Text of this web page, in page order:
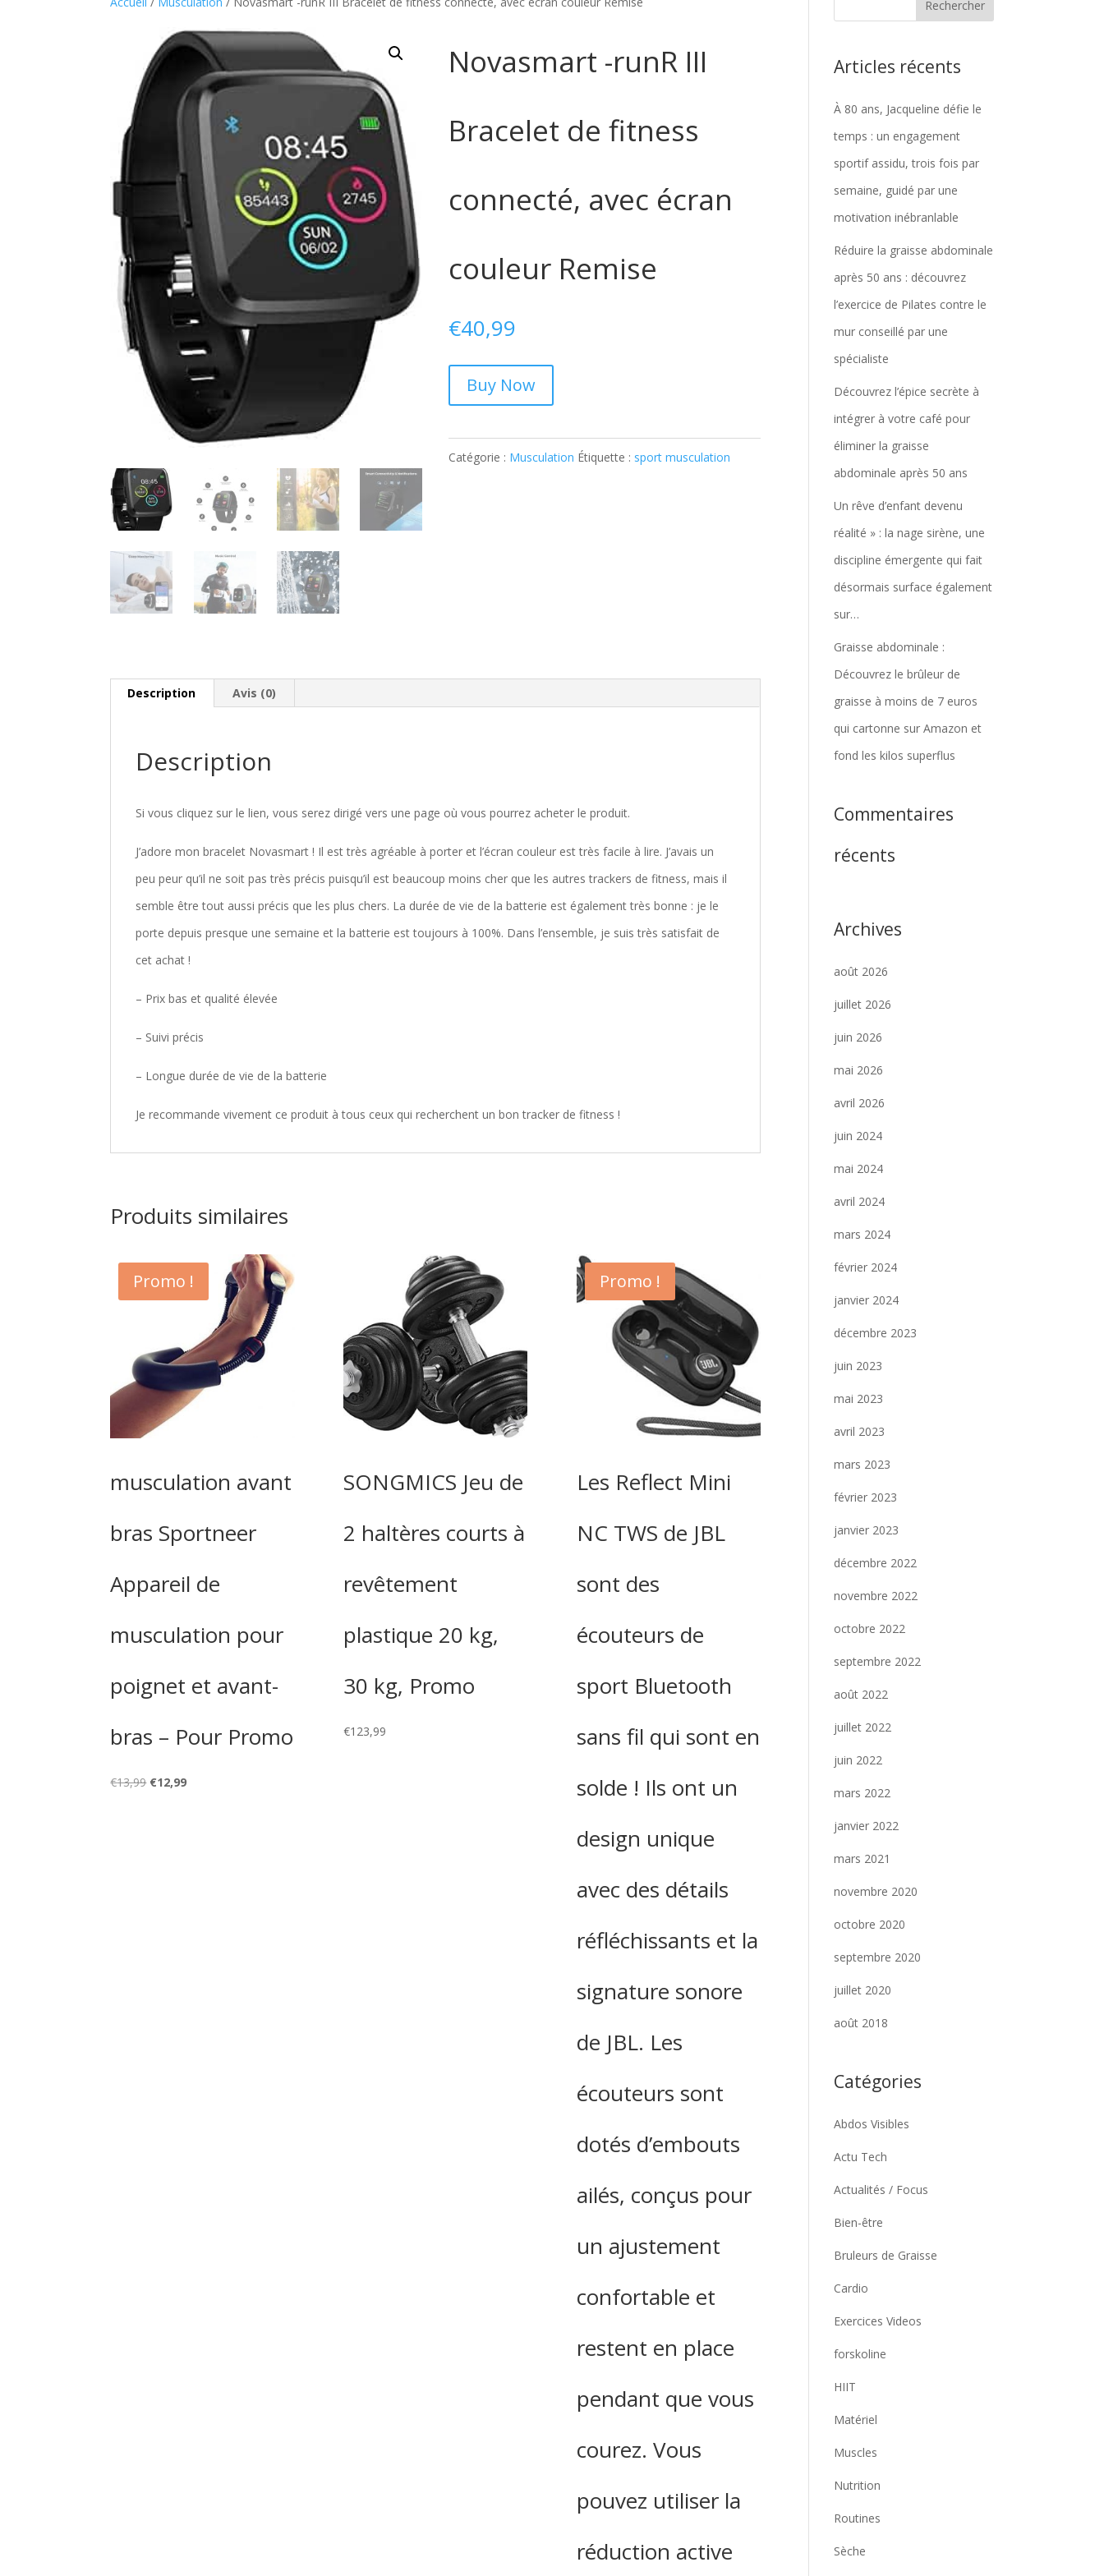
Novasmart -runR III
Bracelet de fitness
connecté, avec écran
couleur Remise
€40,99
Buy Now
Catégorie : Musculation Étiquette : sport musculation
Description Avis (0)
Description
Si vous cliquez sur le lien, vous serez dirigé vers une page où vous pourrez acheter le produit.
J’adore mon bracelet Novasmart ! Il est très agréable à porter et l’écran couleur est très facile à lire. J’avais un
peu peur qu’il ne soit pas très précis puisqu’il est beaucoup moins cher que les autres trackers de fitness, mais il
semble être tout aussi précis que les plus chers. La durée de vie de la batterie est également très bonne : je le
porte depuis presque une semaine et la batterie est toujours à 100%. Dans l’ensemble, je suis très satisfait de
cet achat !
– Prix bas et qualité élevée
– Suivi précis
– Longue durée de vie de la batterie
Je recommande vivement ce produit à tous ceux qui recherchent un bon tracker de fitness !
Produits similaires
Promo !
musculation avant
bras Sportneer
Appareil de
musculation pour
poignet et avant-
bras – Pour Promo
€13,99 Le
€12,99Le
SONGMICS Jeu de
2 haltères courts à
revêtement
plastique 20 kg,
30 kg, Promo
€123,99
Promo !
Les Reflect Mini
NC TWS de JBL
sont des
écouteurs de
sport Bluetooth
sans fil qui sont en
solde ! Ils ont un
design unique
avec des détails
réfléchissants et la
signature sonore
de JBL. Les
écouteurs sont
dotés d’embouts
ailés, conçus pour
un ajustement
confortable et
restent en place
pendant que vous
courez. Vous
pouvez utiliser la
réduction active
Articles récents
À 80 ans, Jacqueline défie le
temps : un engagement
sportif assidu, trois fois par
semaine, guidé par une
motivation inébranlable
Réduire la graisse abdominale
après 50 ans : découvrez
l’exercice de Pilates contre le
mur conseillé par une
spécialiste
Découvrez l’épice secrète à
intégrer à votre café pour
éliminer la graisse
abdominale après 50 ans
Un rêve d’enfant devenu
réalité » : la nage sirène, une
discipline émergente qui fait
désormais surface également
sur…
Graisse abdominale :
Découvrez le brûleur de
graisse à moins de 7 euros
qui cartonne sur Amazon et
fond les kilos superflus
Commentaires
récents
Archives
août 2026
juillet 2026
juin 2026
mai 2026
avril 2026
juin 2024
mai 2024
avril 2024
mars 2024
février 2024
janvier 2024
décembre 2023
juin 2023
mai 2023
avril 2023
mars 2023
février 2023
janvier 2023
décembre 2022
novembre 2022
octobre 2022
septembre 2022
août 2022
juillet 2022
juin 2022
mars 2022
janvier 2022
mars 2021
novembre 2020
octobre 2020
septembre 2020
juillet 2020
août 2018
Catégories
Abdos Visibles
Actu Tech
Actualités / Focus
Bien-être
Bruleurs de Graisse
Cardio
Exercices Videos
forskoline
HIIT
Matériel
Muscles
Nutrition
Routines
Sèche